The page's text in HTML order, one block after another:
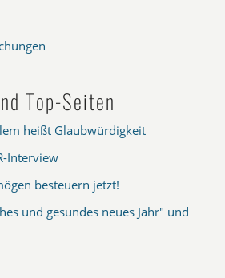
Top-Seiten
heißt Glaubwürdigkeit
Interview
besteuern jetzt!
und gesundes neues Jahr" und